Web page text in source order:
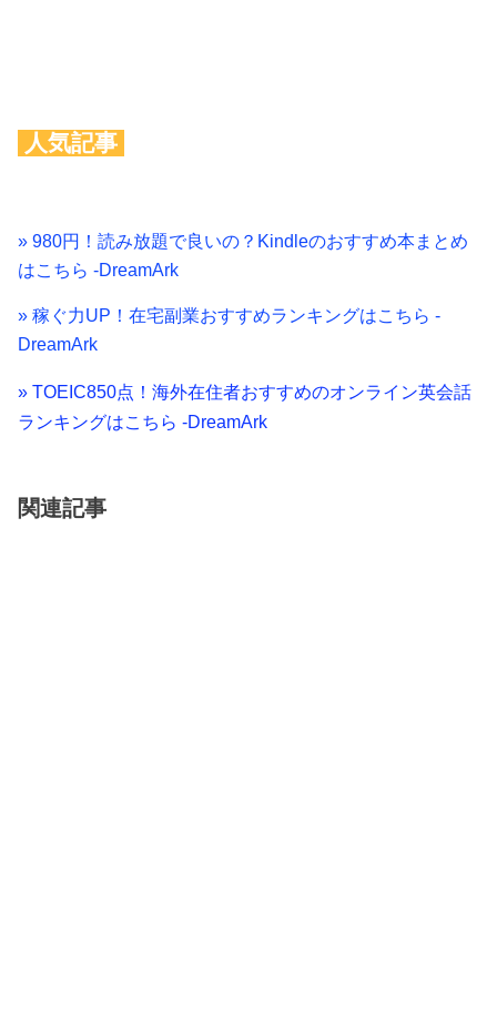
人気記事
» 980円！読み放題で良いの？Kindleのおすすめ本まとめ
はこちら -DreamArk
» 稼ぐ力UP！在宅副業おすすめランキングはこちら -
DreamArk
» TOEIC850点！海外在住者おすすめのオンライン英会話
ランキングはこちら -DreamArk
関連記事